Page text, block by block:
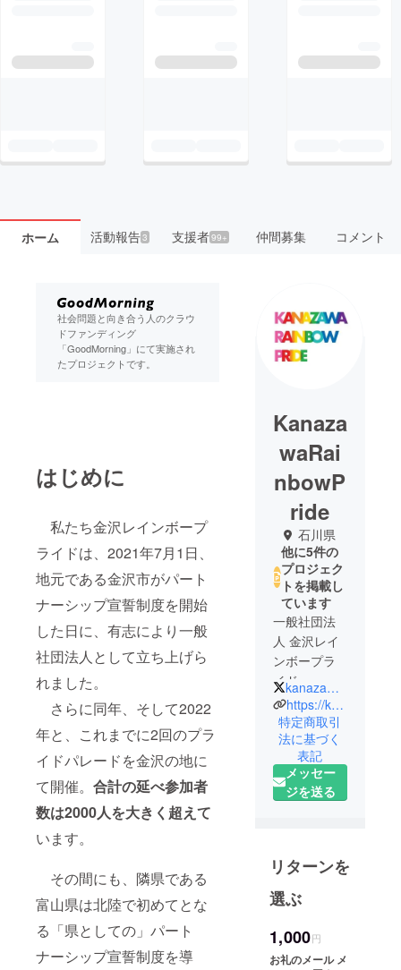
ホーム 活動報告3 支援者99+ 仲間募集 コメント
社会問題と向き合う人のクラウ
ドファンディング
「GoodMorning」にて実施され
たプロジェクトです。
はじめに
私たち金沢レインボープ
ライドは、2021年7月1日、
地元である金沢市がパート
ナーシップ宣誓制度を開始
した日に、有志により一般
社団法人として立ち上げら
れました。
さらに同年、そして2022
年と、これまでに2回のプラ
イドパレードを金沢の地に
て開催。 合計の延べ参加者
数は2000人を大きく超えて
います。
その間にも、隣県である
富山県は北陸で初めてとな
る「県としての」パート
ナーシップ宣誓制度を導
Kanaza
waRai
nbowP
ride
石川県
他に5件の
プロジェク
トを掲載し
ています
一般社団法
人 金沢レイ
ンボープラ
イド
共同代
表 Diana
Hoon、松中
【主な活
アにおける
LGBTQ+（性
的マイノリ
いての理解
促進
kanazawapride
https://kanazawarainbowpride.com
特定商取引
法に基づく
表記
メッセー
ジを送る
リターンを
選ぶ
1,000円
お礼のメール メ